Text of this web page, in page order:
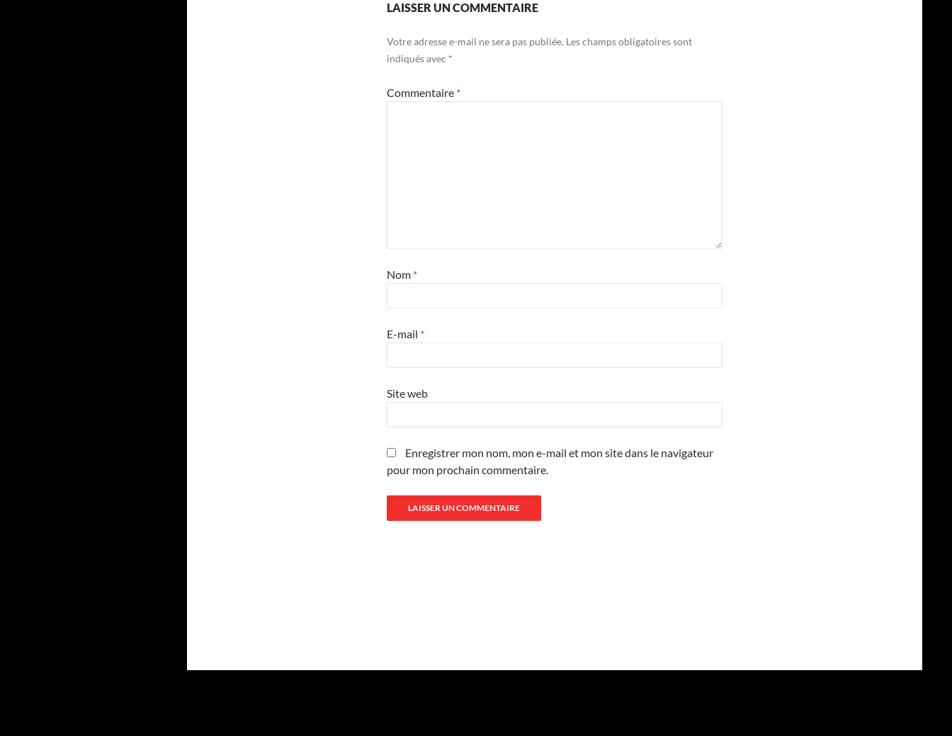
LAISSER UN COMMENTAIRE
Votre adresse e-mail ne sera pas publiée. Les champs obligatoires sont
indiqués avec *
Commentaire *
Nom *
E-mail *
Site web
Enregistrer mon nom, mon e-mail et mon site dans le navigateur
pour mon prochain commentaire.